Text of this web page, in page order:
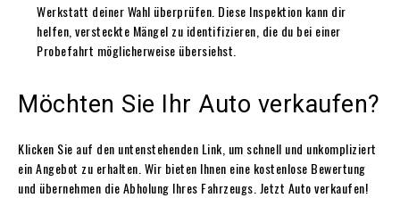
Werkstatt deiner Wahl überprüfen. Diese Inspektion kann dir
helfen, versteckte Mängel zu identifizieren, die du bei einer
Probefahrt möglicherweise übersiehst.
Möchten Sie Ihr Auto verkaufen?
Klicken Sie auf den untenstehenden Link, um schnell und unkompliziert
ein Angebot zu erhalten. Wir bieten Ihnen eine kostenlose Bewertung
und übernehmen die Abholung Ihres Fahrzeugs. Jetzt Auto verkaufen!